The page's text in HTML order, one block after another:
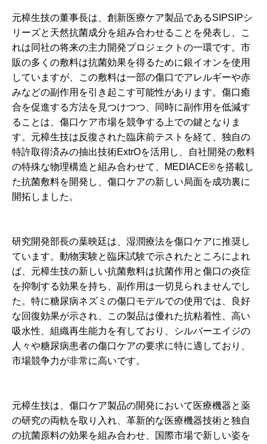
元樟生技の董事長は、創新医療ケア製品であるSIPSIPシ
リーズと天然抗菌成分を組み合わせることを発表し、こ
れは同社の将来の主力開発プロジェクトの一環です。市
販の多くの敷料は抗菌効果を得るために銀イオンを使用
していますが、この敷料は一部の傷口でアレルギーや赤
みなどの副作用を引き起こす可能性があります。傷口癒
合を促進する方法を見つけつつ、同時に副作用を低減す
ることは、傷口ケア市場を競争する上での鍵となりま
す。元樟生技は反復された臨床前テストを経て、独自の
特許取得済みの抽出技術ExtrOを活用し、自社開発の敷料
の特殊な物理構造と組み合わせて、MEDIACE®を搭載し
た抗菌敷料を開発し、傷口ケアの新しい局面を成功裏に
開拓しました。
研究開発部長の葉映廷は、湿潤療法を傷口ケアに推奨し
ています。動物実験と臨床試験で示されたところによれ
ば、元樟生技の新しい抗菌敷料は抗菌作用と傷口の炎症
を抑制する効果を持ち、副作用は一切見られませんでし
た。特に糖尿病ネズミの傷口モデルでの使用では、良好
な回復効果が示され、この製品は優れた抗粘着性、高い
吸水性、組織再生能力を有しており、シルバーエイジの
人々や糖尿病患者の傷口ケアの要求に特に適しており、
市場競争力が非常に高いです。
元樟生技は、傷口ケア製品の開発において医療機器と薬
の研究の両軌を取り入れ、革新的な医療機器技術と独自
の抗菌原料の効果を組み合わせ、国際市場で新しい姿を